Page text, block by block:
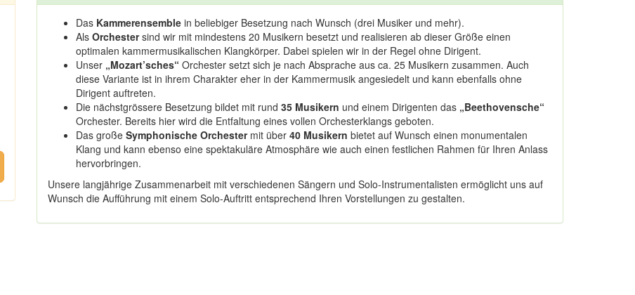
Das Kammerensemble in beliebiger Besetzung nach Wunsch (drei Musiker und mehr).
Als Orchestersind wir mit mindestens 20 Musikern besetzt und realisieren ab dieser Größe einen
optimalen kammermusikalischen Klangkörper. Dabei spielen wir in der Regel ohne Dirigent.
Unser „Mozart’sches“ Orchester setzt sich je nach Absprache aus ca. 25 Musikern zusammen. Auch
diese Variante ist in ihrem Charakter eher in der Kammermusik angesiedelt und kann ebenfalls ohne
Dirigent auftreten.
Die nächstgrössere Besetzung bildet mit rund 35 Musikern und einem Dirigenten das „Beethovensche“
Orchester. Bereits hier wird die Entfaltung eines vollen Orchesterklangs geboten.
Das große Symphonische Orchestermit über 40 Musikern bietet auf Wunsch einen monumentalen
Klang und kann ebenso eine spektakuläre Atmosphäre wie auch einen festlichen Rahmen für Ihren Anlass
hervorbringen.
Unsere langjährige Zusammenarbeit mit verschiedenen Sängern und Solo-Instrumentalisten ermöglicht uns auf
Wunsch die Aufführung mit einem Solo-Auftritt entsprechend Ihren Vorstellungen zu gestalten.